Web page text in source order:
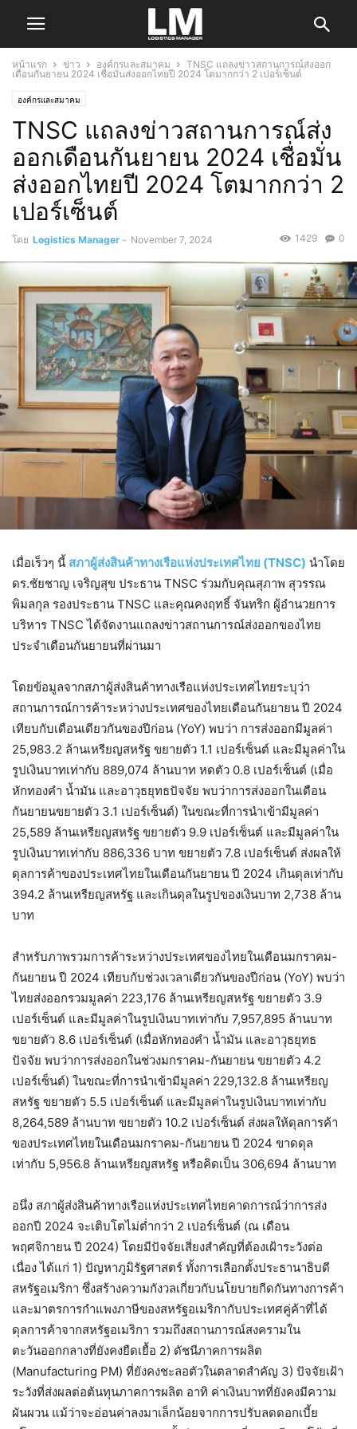
หน้าแรก ข่าว องค์กรและสมาคม
TNSC แถลงข่าวสถานการณ์ส่งออก
เดือนกันยายน 2024 เชื่อมั่นส่งออกไทยปี 2024 โตมากกว่า 2 เปอร์เซ็นต์
องค์กรและสมาคม
TNSC แถลงข่าวสถานการณ์ส่ง
ออกเดือนกันยายน 2024 เชื่อมั่น
ส่งออกไทยปี 2024 โตมากกว่า 2
เปอร์เซ็นต์
โดย Logistics Manager - November 7, 2024 0
1429
เมื่อเร็วๆ นี้ สภาผู้ส่งสินค้าทางเรือแห่งประเทศไทย (TNSC) นำโดย
ดร.ชัยชาญ เจริญสุข ประธาน TNSC ร่วมกับคุณสุภาพ สุวรรณ
พิมลกุล รองประธาน TNSC และคุณคงฤทธิ์ จันทริก ผู้อำนวยการ
บริหาร TNSC ได้จัดงานแถลงข่าวสถานการณ์ส่งออกของไทย
ประจำเดือนกันยายนที่ผ่านมา
โดยข้อมูลจากสภาผู้ส่งสินค้าทางเรือแห่งประเทศไทยระบุว่า
สถานการณ์การค้าระหว่างประเทศของไทยเดือนกันยายน ปี 2024
เทียบกับเดือนเดียวกันของปีก่อน (YoY) พบว่า การส่งออกมีมูลค่า
25,983.2 ล้านเหรียญสหรัฐ ขยายตัว 1.1 เปอร์เซ็นต์ และมีมูลค่าใน
รูปเงินบาทเท่ากับ 889,074 ล้านบาท หดตัว 0.8 เปอร์เซ็นต์ (เมื่อ
หักทองคำ น้ำมัน และอาวุธยุทธปัจจัย พบว่าการส่งออกในเดือน
กันยายนขยายตัว 3.1 เปอร์เซ็นต์) ในขณะที่การนำเข้ามีมูลค่า
25,589 ล้านเหรียญสหรัฐ ขยายตัว 9.9 เปอร์เซ็นต์ และมีมูลค่าใน
รูปเงินบาทเท่ากับ 886,336 บาท ขยายตัว 7.8 เปอร์เซ็นต์ ส่งผลให้
ดุลการค้าของประเทศไทยในเดือนกันยายน ปี 2024 เกินดุลเท่ากับ
394.2 ล้านเหรียญสหรัฐ และเกินดุลในรูปของเงินบาท 2,738 ล้าน
บาท
สำหรับภาพรวมการค้าระหว่างประเทศของไทยในเดือนมกราคม-
กันยายน ปี 2024 เทียบกับช่วงเวลาเดียวกันของปีก่อน (YoY) พบว่า
ไทยส่งออกรวมมูลค่า 223,176 ล้านเหรียญสหรัฐ ขยายตัว 3.9
เปอร์เซ็นต์ และมีมูลค่าในรูปเงินบาทเท่ากับ 7,957,895 ล้านบาท
ขยายตัว 8.6 เปอร์เซ็นต์ (เมื่อหักทองคำ น้ำมัน และอาวุธยุทธ
ปัจจัย พบว่าการส่งออกในช่วงมกราคม-กันยายน ขยายตัว 4.2
เปอร์เซ็นต์) ในขณะที่การนำเข้ามีมูลค่า 229,132.8 ล้านเหรียญ
สหรัฐ ขยายตัว 5.5 เปอร์เซ็นต์ และมีมูลค่าในรูปเงินบาทเท่ากับ
8,264,589 ล้านบาท ขยายตัว 10.2 เปอร์เซ็นต์ ส่งผลให้ดุลการค้า
ของประเทศไทยในเดือนมกราคม-กันยายน ปี 2024 ขาดดุล
เท่ากับ 5,956.8 ล้านเหรียญสหรัฐ หรือคิดเป็น 306,694 ล้านบาท
อนึ่ง สภาผู้ส่งสินค้าทางเรือแห่งประเทศไทยคาดการณ์ว่าการส่ง
ออกปี 2024 จะเติบโตไม่ต่ำกว่า 2 เปอร์เซ็นต์ (ณ เดือน
พฤศจิกายน ปี 2024) โดยมีปัจจัยเสี่ยงสำคัญที่ต้องเฝ้าระวังต่อ
เนื่อง ได้แก่ 1) ปัญหาภูมิรัฐศาสตร์ ทั้งการเลือกตั้งประธานาธิบดี
สหรัฐอเมริกา ซึ่งสร้างความกังวลเกี่ยวกับนโยบายกีดกันทางการค้า
และมาตรการกำแพงภาษีของสหรัฐอเมริกากับประเทศคู่ค้าที่ได้
ดุลการค้าจากสหรัฐอเมริกา รวมถึงสถานการณ์สงครามใน
ตะวันออกกลางที่ยังคงยืดเยื้อ 2) ดัชนีภาคการผลิต
(Manufacturing PM) ที่ยังคงชะลอตัวในตลาดสำคัญ 3) ปัจจัยเฝ้า
ระวังที่ส่งผลต่อต้นทุนภาคการผลิต อาทิ ค่าเงินบาทที่ยังคงมีความ
ผันผวน แม้ว่าจะอ่อนค่าลงมาเล็กน้อยจากการปรับลดดอกเบี้ย